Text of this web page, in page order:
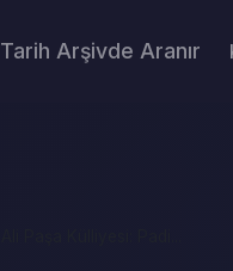
Tarih Arşivde Aranır